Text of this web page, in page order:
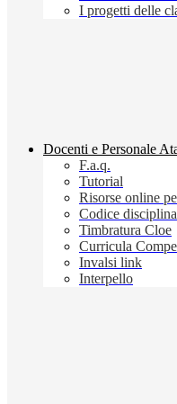
I progetti delle
Docenti e Personale
F.a.q.
Tutorial
Risorse online
Codice
Timbratura Cloe
Curricula
Invalsi link
Interpello